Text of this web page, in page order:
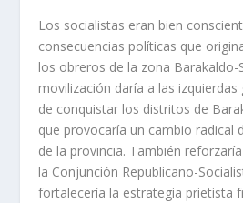
Los socialistas eran bien
consecuencias polí­ticas que
los obreros de la zona Barakaldo-
moviliza­ción darí­a a las izquierdas
de conquistar los distritos de
que provocarí­a un cambio radical
de la provincia. También
la Conjunción Republicano-
fortalecerí­a la estrategia prietista